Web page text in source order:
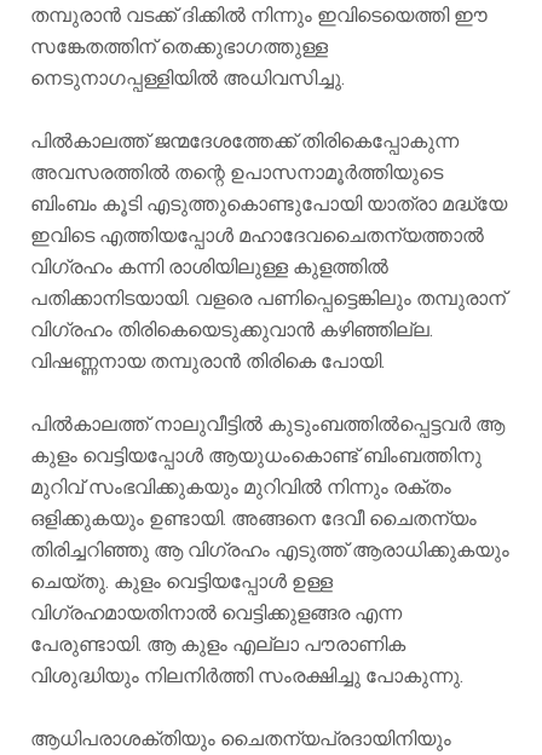
തമ്പുരാൻ വടക്ക് ദിക്കിൽ നിന്നും ഇവിടെയെത്തി ഈ
സങ്കേതത്തിന് തെക്കുഭാഗത്തുള്ള
നെടുനാഗപ്പള്ളിയിൽ അധിവസിച്ചു.
പിൽകാലത്ത് ജന്മദേശത്തേക്ക് തിരികെപ്പോകുന്ന
അവസരത്തിൽ തന്റെ ഉപാസനാമൂർത്തിയുടെ
ബിംബം കൂടി എടുത്തുകൊണ്ടുപോയി യാത്രാ മദ്ധ്യേ
ഇവിടെ എത്തിയപ്പോൾ മഹാദേവചൈതന്യത്താൽ
വിഗ്രഹം കന്നി രാശിയിലുള്ള കുളത്തിൽ
പതിക്കാനിടയായി. വളരെ പണിപ്പെട്ടെങ്കിലും തമ്പുരാന്
വിഗ്രഹം തിരികെയെടുക്കുവാൻ കഴിഞ്ഞില്ല.
വിഷണ്ണനായ തമ്പുരാൻ തിരികെ പോയി.
പിൽകാലത്ത് നാലുവീട്ടിൽ കുടുംബത്തിൽപ്പെട്ടവർ ആ
കുളം വെട്ടിയപ്പോൾ ആയുധംകൊണ്ട് ബിംബത്തിനു
മുറിവ് സംഭവിക്കുകയും മുറിവിൽ നിന്നും രക്തം
ഒളിക്കുകയും ഉണ്ടായി. അങ്ങനെ ദേവീ ചൈതന്യം
തിരിച്ചറിഞ്ഞു ആ വിഗ്രഹം എടുത്ത് ആരാധിക്കുകയും
ചെയ്തു. കുളം വെട്ടിയപ്പോൾ ഉള്ള
വിഗ്രഹമായതിനാൽ വെട്ടിക്കുളങ്ങര എന്ന
പേരുണ്ടായി. ആ കുളം എല്ലാ പൗരാണിക
വിശുദ്ധിയും നിലനിർത്തി സംരക്ഷിച്ചു പോകുന്നു.
ആധിപരാശക്തിയും ചൈതന്യപ്രദായിനിയും